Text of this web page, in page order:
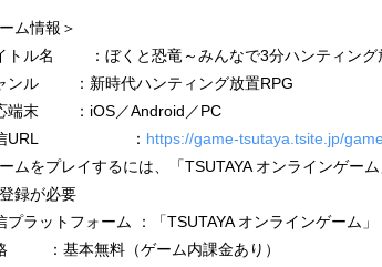
ム情報＞
トル名 ：ぼくと恐竜～みんなで3分ハンティング
ンル ：新時代ハンティング放置RPG
端末 ：iOS／Android／PC
信URL ： https://game-tsutaya.tsite.jp/
ムをプレイするには、「TSUTAYA オンラインゲーム
録が必要
プラットフォーム ：「TSUTAYA オンラインゲーム」
：基本無料（ゲーム内課金あり）